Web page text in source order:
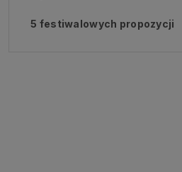
5 festiwalowych propozycji